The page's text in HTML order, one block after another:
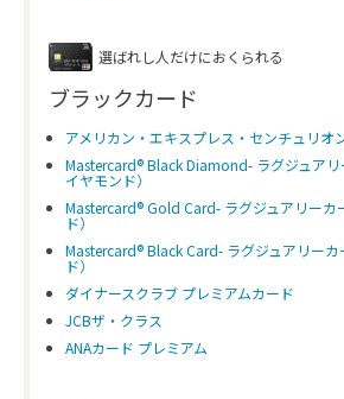
選ばれし人だけにおくられる
ブラックカード
アメリカン・エキスプレス・センチュリオ
Mastercard® Black Diamond- ラグジュア
イヤモンド）
Mastercard® Gold Card- ラグジュアリーカ
ド）
Mastercard® Black Card- ラグジュアリー
ド）
ダイナースクラブ プレミアムカード
JCBザ・クラス
ANAカード プレミアム